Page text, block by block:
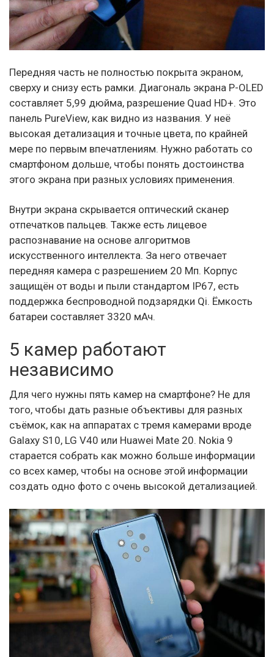
Передняя часть не полностью покрыта экраном,
сверху и снизу есть рамки. Диагональ экрана P-OLED
составляет 5,99 дюйма, разрешение Quad HD+. Это
панель PureView, как видно из названия. У неё
высокая детализация и точные цвета, по крайней
мере по первым впечатлениям. Нужно работать со
смартфоном дольше, чтобы понять достоинства
этого экрана при разных условиях применения.
Внутри экрана скрывается оптический сканер
отпечатков пальцев. Также есть лицевое
распознавание на основе алгоритмов
искусственного интеллекта. За него отвечает
передняя камера с разрешением 20 Мп. Корпус
защищён от воды и пыли стандартом IP67, есть
поддержка беспроводной подзарядки Qi. Ёмкость
батареи составляет 3320 мАч.
5 камер работают
независимо
Для чего нужны пять камер на смартфоне? Не для
того, чтобы дать разные объективы для разных
съёмок, как на аппаратах с тремя камерами вроде
Galaxy S10, LG V40 или Huawei Mate 20. Nokia 9
старается собрать как можно больше информации
со всех камер, чтобы на основе этой информации
создать одно фото с очень высокой детализацией.